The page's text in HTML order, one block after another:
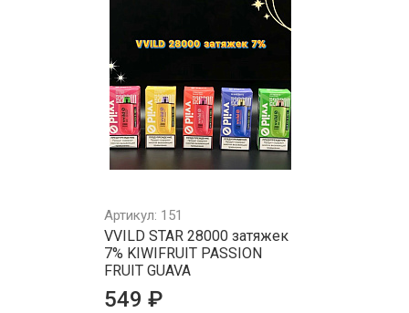
Артикул: 151
VVILD STAR 28000 затяжек
7% KIWIFRUIT PASSION
FRUIT GUAVA
549 ₽